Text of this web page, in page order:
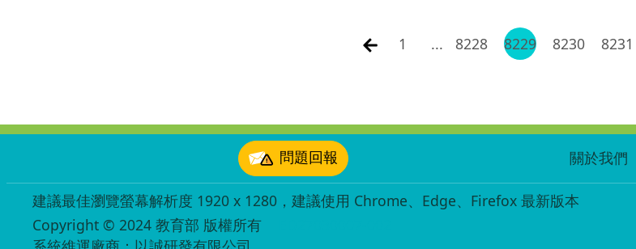
1 ... 8228 8229 8230 8231
問題回報 關於我們
建議最佳瀏覽螢幕解析度 1920 x 1280，建議使用 Chrome、Edge、Firefox 最新版本
Copyright © 2024 教育部 版權所有